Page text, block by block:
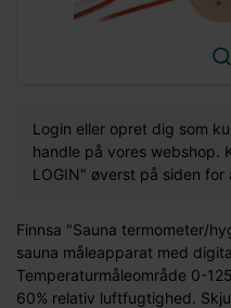
Login eller opret dig som
handle på vores webshop.
LOGIN" øverst på siden
Finnsa "Sauna termometer/
sauna måleapparat med
Temperaturmåleområde 0-
60% relativ luftfugtighed.